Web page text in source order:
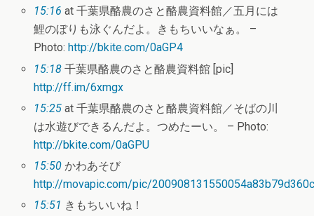
15:16 at 千葉県酪農のさと酪農資料館／五月には
鯉のぼりも泳ぐんだよ。きもちいいなぁ。 –
Photo: http://bkite.com/0aGP4
15:18 千葉県酪農のさと酪農資料館 [pic]
http://ff.im/6xmgx
15:25 at 千葉県酪農のさと酪農資料館／そばの川
は水遊びできるんだよ。つめたーい。 – Photo:
http://bkite.com/0aGPU
15:50 かわあそび
http://movapic.com/pic/
15:51 きもちいいね！